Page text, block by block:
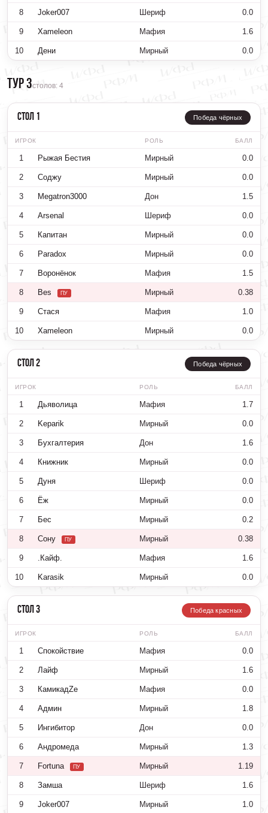
8 Joker007 Шериф 0.0
9 Xameleon Мафия 1.6
10 Дени Мирный 0.0
Тур 3столов: 4
Стол 1 Победа чёрных
ИГРОК РОЛЬ БАЛЛ
1 Рыжая Бестия Мирный 0.0
2 Соджу Мирный 0.0
3 Megatron3000 Дон 1.5
4 Arsenal Шериф 0.0
5 Капитан Мирный 0.0
6 Paradox Мирный 0.0
7 Воронёнок Мафия 1.5
8 Bes ПУ Мирный 0.38
9 Стася Мафия 1.0
10 Xameleon Мирный 0.0
Стол 2 Победа чёрных
ИГРОК РОЛЬ БАЛЛ
1 Дьяволица Мафия 1.7
2 Keparik Мирный 0.0
3 Бухгалтерия Дон 1.6
4 Книжник Мирный 0.0
5 Дуня Шериф 0.0
6 Ёж Мирный 0.0
7 Бес Мирный 0.2
8 Сону ПУ Мирный 0.38
9 .Кайф. Мафия 1.6
10 Karasik Мирный 0.0
Стол 3 Победа красных
ИГРОК РОЛЬ БАЛЛ
1 Спокойствие Мафия 0.0
2 Лайф Мирный 1.6
3 КамикадZе Мафия 0.0
4 Админ Мирный 1.8
5 Ингибитор Дон 0.0
6 Андромеда Мирный 1.3
7 Fortuna ПУ Мирный 1.19
8 Замша Шериф 1.6
9 Joker007 Мирный 1.0